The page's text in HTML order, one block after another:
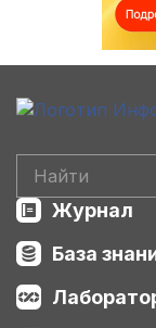
Журнал
База